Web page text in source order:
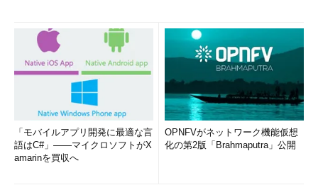
「モバイルアプリ開発に最適な言
語はC#」――マイクロソフトがX
amarinを買収へ
OPNFVがネットワーク機能仮想
化の第2版「Brahmaputra」公開